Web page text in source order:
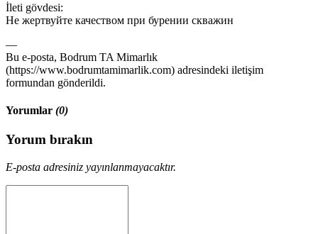
İleti gövdesi:
Не жертвуйте качеством при бурении скважин
—
Bu e-posta, Bodrum TA Mimarlık
(https://www.bodrumtamimarlik.com) adresindeki iletişim
formundan gönderildi.
Yorumlar (0)
Yorum bırakın
E-posta adresiniz yayınlanmayacaktır.